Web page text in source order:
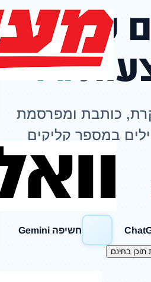
כתבות
AI
כותבת ומפרסמת
במספר קליקים
חשיפה Google
חשיפה Gemini
תוכן בחינם